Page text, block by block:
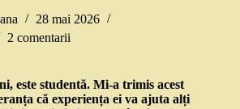
28 mai 2026
2 comentarii
este studentă. Mi-a trimis acest
că experiența ei va ajuta alți